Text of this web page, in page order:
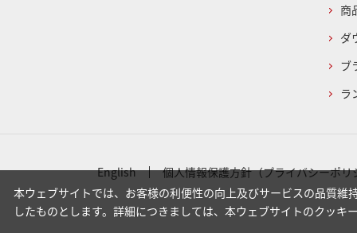
商
ダ
ブ
ラ
English
個人情報保護方針（プライバシーポリ
本ウェブサイトでは、お客様の利便性の向上及びサービスの品質
したものとします。詳細につきましては、本ウェブサイトのクッキ